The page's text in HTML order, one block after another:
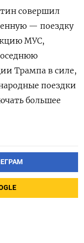
совершил
— поездку
МУС,
Трампа в силе,
поездки
большее